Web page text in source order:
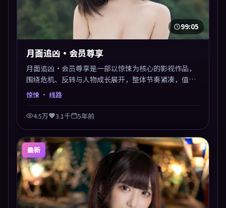
99:05
月面追凶·会员尊享
月面追凶·会员尊享是一部以惊悚为核心的影视作品，
围绕危机、反转与人物成长展开，整体节奏紧凑，值得
推荐观看。
惊悚 · 线路
4.5万 3.1千 5年前
最新